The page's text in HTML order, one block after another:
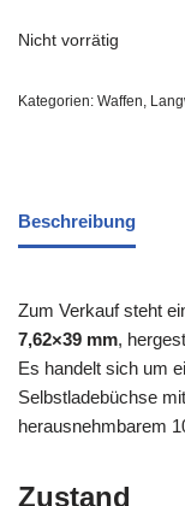
Nicht vorrätig
Kategorien: Waffen,
Beschreibung
Zum Verkauf steht
7,62×39 mm,
Es handelt sich um
Selbstladebüchse
herausnehmbarem
Zustand